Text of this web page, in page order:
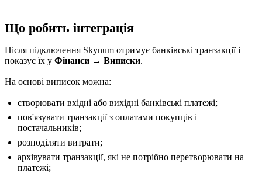
Що робить інтеграція
Після підключення Skynum отримує банківські транзакції і
показує їх у Фінанси → Виписки.
На основі виписок можна:
створювати вхідні або вихідні банківські платежі;
пов'язувати транзакції з оплатами покупців і
постачальників;
розподіляти витрати;
архівувати транзакції, які не потрібно перетворювати на
платежі;